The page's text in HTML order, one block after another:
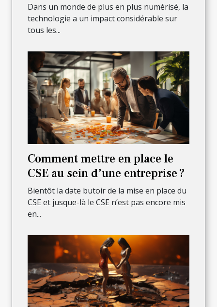
Dans un monde de plus en plus numérisé, la
technologie a un impact considérable sur
tous les...
Comment mettre en place le
CSE au sein d’une entreprise ?
Bientôt la date butoir de la mise en place du
CSE et jusque-là le CSE n’est pas encore mis
en...